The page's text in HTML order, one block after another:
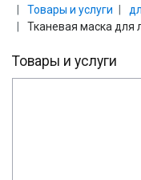
Товары и услуги
Тканевая маска для
Товары и услуги